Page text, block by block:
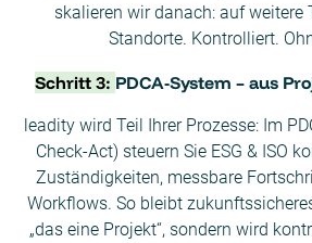
skalieren wir danach: auf weitere
Standorte. Kontrolliert.
Schritt 3: PDCA-System – aus
leadity wird Teil Ihrer Prozesse: Im
Check-Act) steuern Sie ESG & ISO
Zuständigkeiten, messbare
Workflows. So bleibt
„das eine Projekt“, sondern wird